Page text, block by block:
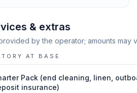
& extras
by the operator; amounts may
AT BASE
Pack (end cleaning, linen,
insurance)